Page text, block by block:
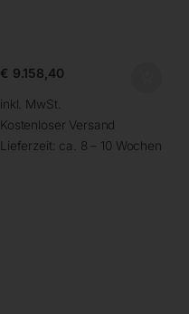
€ 9.158,40
inkl. MwSt.
Kostenloser Versand
Lieferzeit: ca. 8 – 10 Wochen